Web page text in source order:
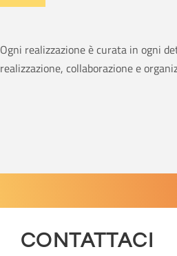
Ogni realizzazione è curata in ogni
realizzazione, collaborazione e
CONTATTACI